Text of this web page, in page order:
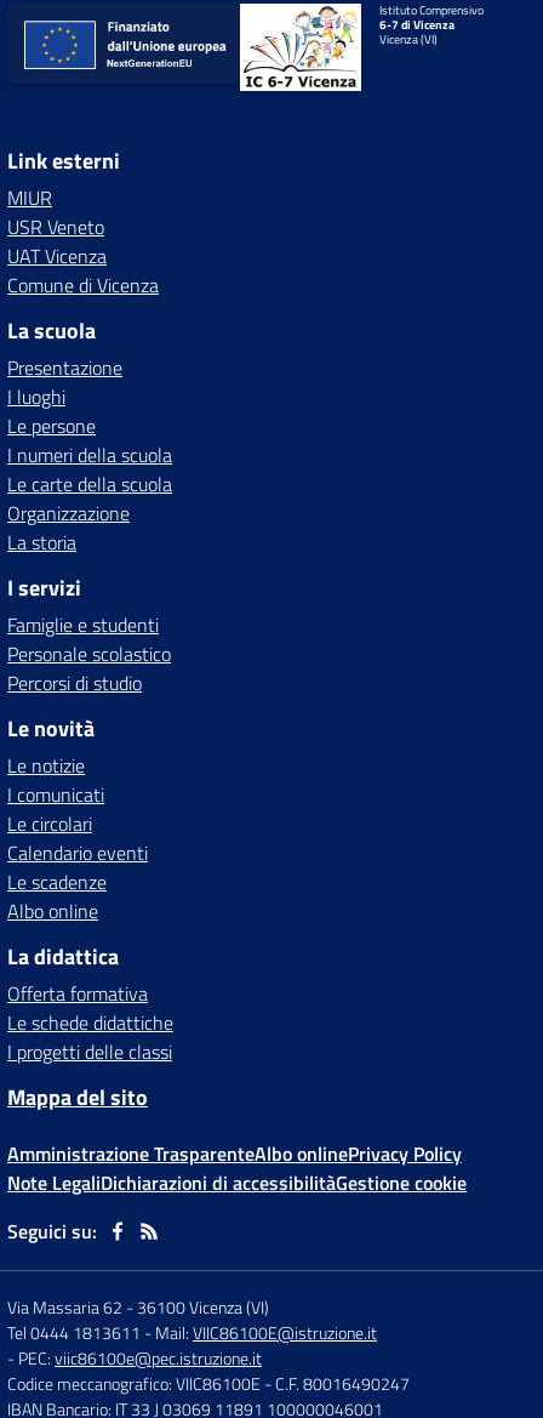
Istituto Comprensivo
6-7 di Vicenza
Vicenza (VI)
Link esterni
MIUR
USR Veneto
UAT Vicenza
Comune di Vicenza
La scuola
Presentazione
I luoghi
Le persone
I numeri della scuola
Le carte della scuola
Organizzazione
La storia
I servizi
Famiglie e studenti
Personale scolastico
Percorsi di studio
Le novità
Le notizie
I comunicati
Le circolari
Calendario eventi
Le scadenze
Albo online
La didattica
Offerta formativa
Le schede didattiche
I progetti delle classi
Mappa del sito
Amministrazione TrasparenteAlbo onlinePrivacy Policy
Note LegaliDichiarazioni di accessibilitàGestione cookie
Seguici su:
Via Massaria 62 -36100 Vicenza (VI)
Tel 0444 1813611 - Mail:VIIC86100E@istruzione.it
- PEC:viic86100e@pec.istruzione.it
Codice meccanografico: VIIC86100E - C.F. 80016490247
IBAN Bancario: IT 33 J 03069 11891 100000046001